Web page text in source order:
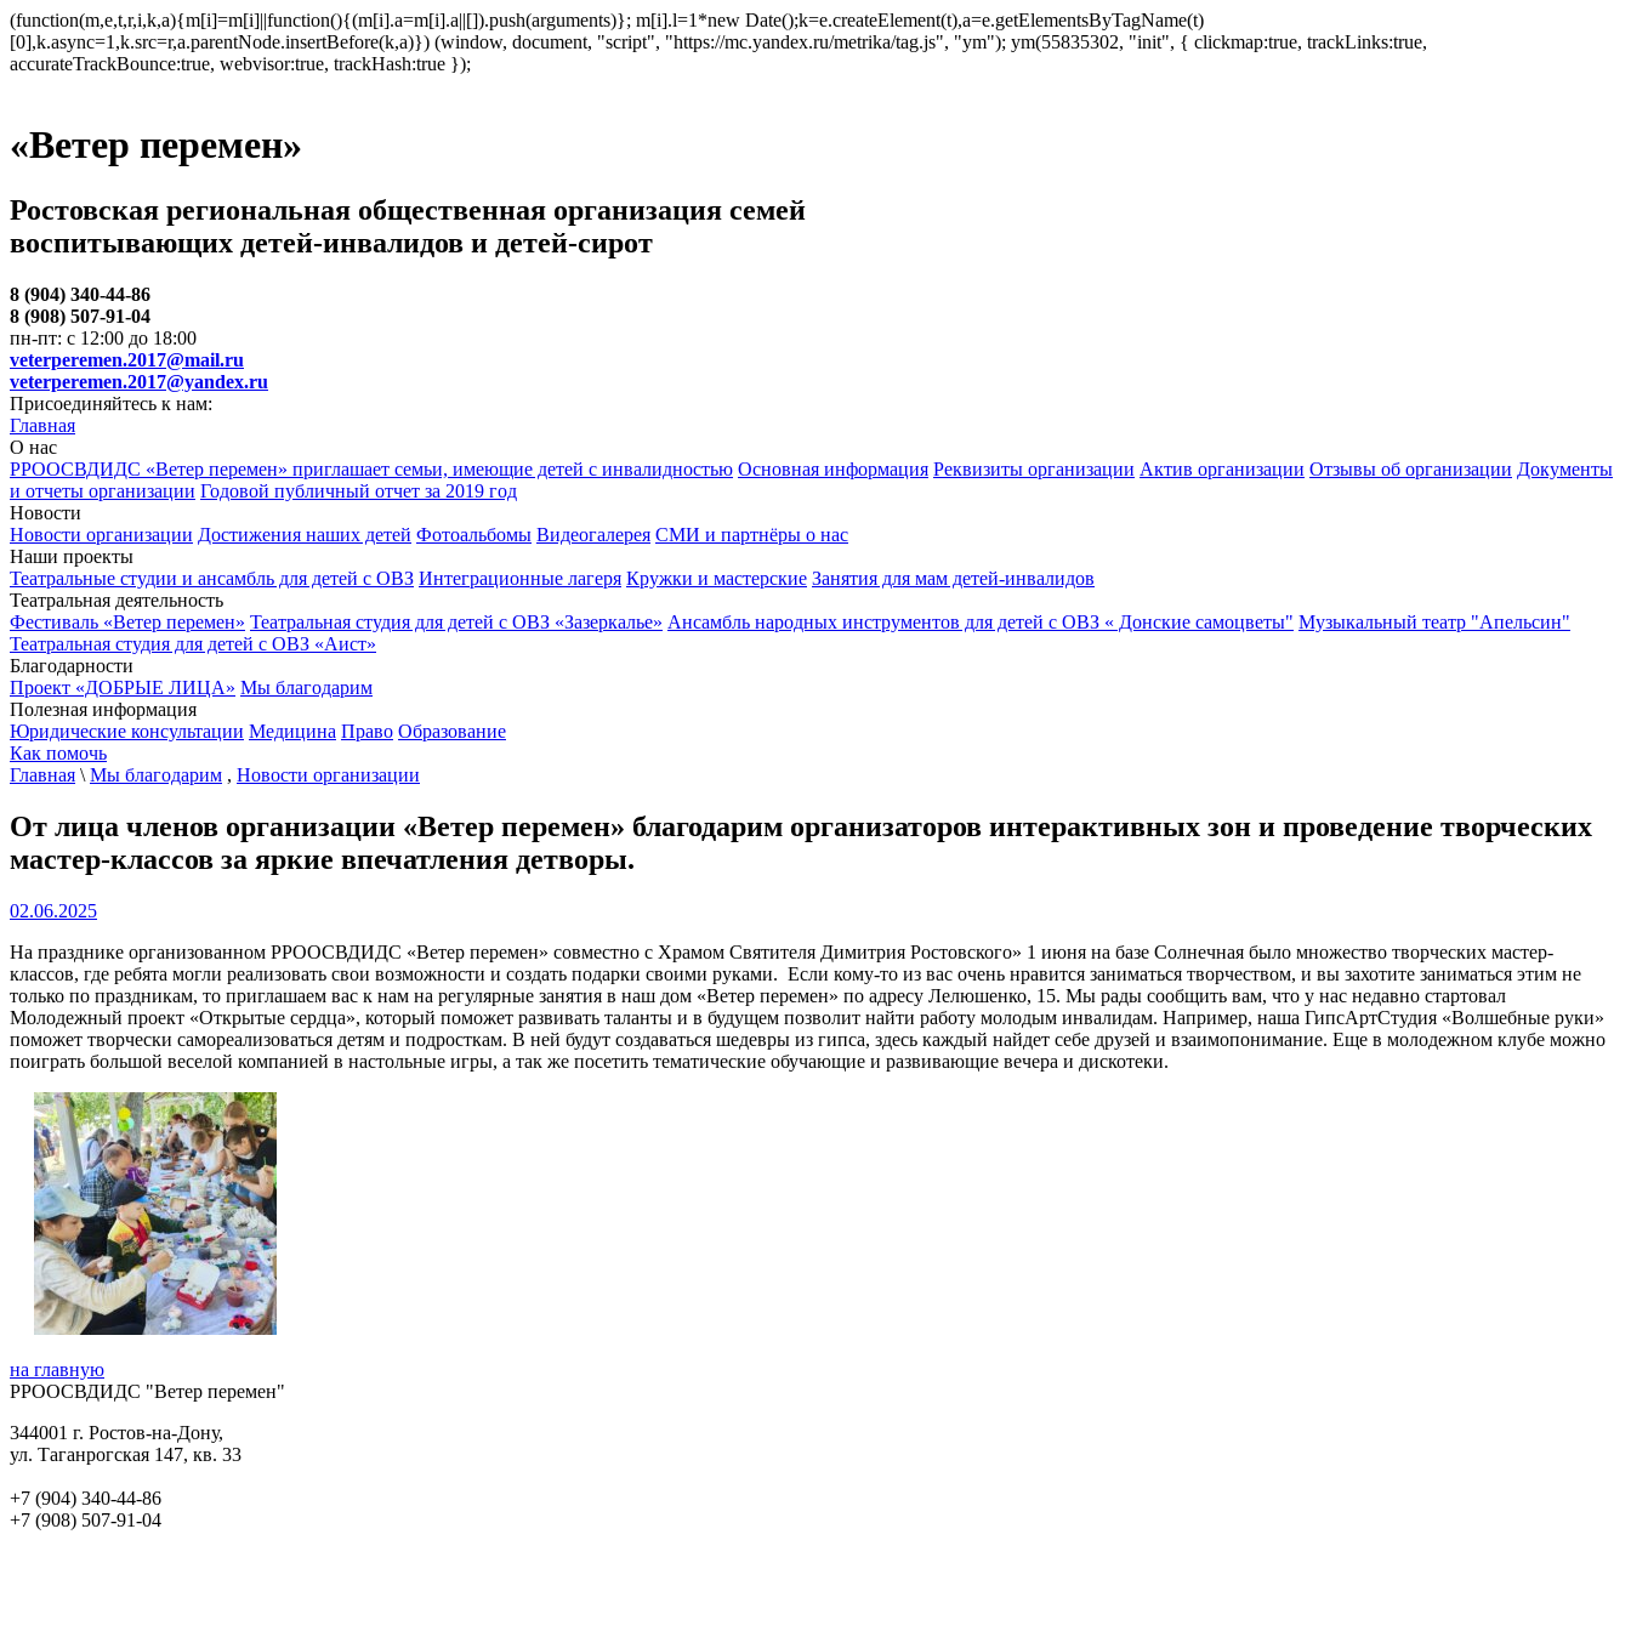
(function(m,e,t,r,i,k,a){m[i]=m[i]||function(){(m[i].a=m[i].a||[]).push(arguments)}; m[i].l=1*new Date();k=e.createElement(t),a=e.getElementsByTagName(t)
[0],k.async=1,k.src=r,a.parentNode.insertBefore(k,a)}) (window, document, "script", "https://mc.yandex.ru/metrika/tag.js", "ym"); ym(55835302, "init", { clickmap:true, trackLinks:true,
accurateTrackBounce:true, webvisor:true, trackHash:true });
«Ветер перемен»
Ростовская региональная общественная организация семей
воспитывающих детей-инвалидов и детей-сирот
8 (904) 340-44-86
8 (908) 507-91-04
пн-пт: с 12:00 до 18:00
veterperemen.2017@mail.ru
veterperemen.2017@yandex.ru
Присоединяйтесь к нам:
Главная
О нас
РРООСВДИДС «Ветер перемен» приглашает семьи, имеющие детей с инвалидностью Основная информация Реквизиты организации Актив организации Отзывы об организации Документы
и отчеты организации Годовой публичный отчет за 2019 год
Новости
Новости организации Достижения наших детей Фотоальбомы Видеогалерея СМИ и партнёры о нас
Наши проекты
Театральные студии и ансамбль для детей с ОВЗ Интеграционные лагеря Кружки и мастерские Занятия для мам детей-инвалидов
Театральная деятельность
Фестиваль «Ветер перемен» Театральная студия для детей с ОВЗ «Зазеркалье» Ансамбль народных инструментов для детей с ОВЗ « Донские самоцветы" Музыкальный театр "Апельсин"
Театральная студия для детей с ОВЗ «Аист»
Благодарности
Проект «ДОБРЫЕ ЛИЦА» Мы благодарим
Полезная информация
Юридические консультации Медицина Право Образование
Как помочь
Главная \ Мы благодарим , Новости организации
От лица членов организации «Ветер перемен» благодарим организаторов интерактивных зон и проведение творческих
мастер-классов за яркие впечатления детворы.
02.06.2025
На празднике организованном РРООСВДИДС «Ветер перемен» совместно с Храмом Святителя Димитрия Ростовского» 1 июня на базе Солнечная было множество творческих мастер-
классов, где ребята могли реализовать свои возможности и создать подарки своими руками. Если кому-то из вас очень нравится заниматься творчеством, и вы захотите заниматься этим не
только по праздникам, то приглашаем вас к нам на регулярные занятия в наш дом «Ветер перемен» по адресу Лелюшенко, 15. Мы рады сообщить вам, что у нас недавно стартовал
Молодежный проект «Открытые сердца», который поможет развивать таланты и в будущем позволит найти работу молодым инвалидам. Например, наша ГипсАртСтудия «Волшебные руки»
поможет творчески самореализоваться детям и подросткам. В ней будут создаваться шедевры из гипса, здесь каждый найдет себе друзей и взаимопонимание. Еще в молодежном клубе можно
поиграть большой веселой компанией в настольные игры, а так же посетить тематические обучающие и развивающие вечера и дискотеки.
на главную
РРООСВДИДС "Ветер перемен"
344001 г. Ростов-на-Дону,
ул. Таганрогская 147, кв. 33‍
+7 (904) 340-44-86
+7 (908) 507-91-04‍